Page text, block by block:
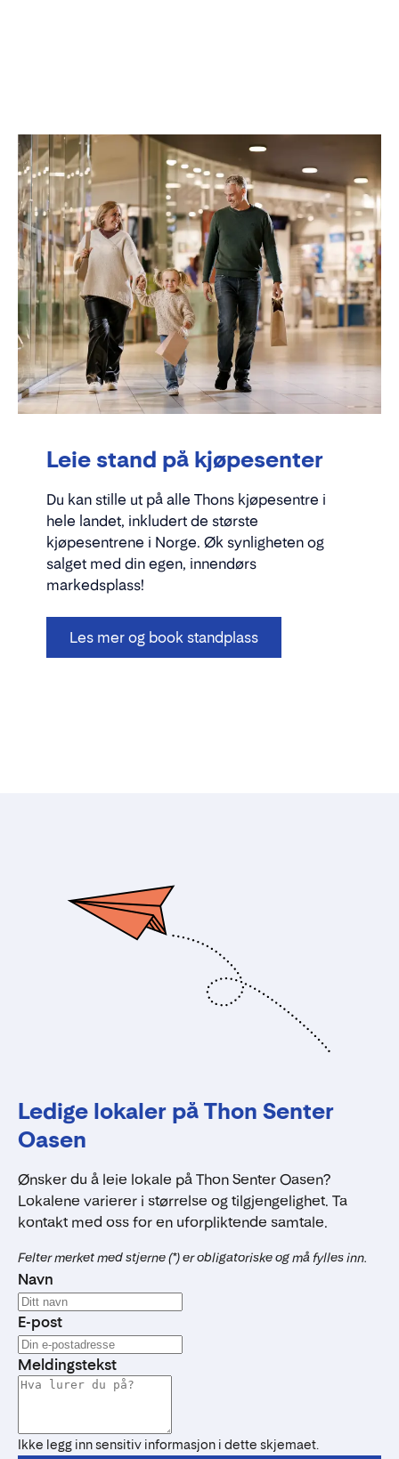
Leie stand på kjøpesenter
Du kan stille ut på alle Thons kjøpesentre i
hele landet, inkludert de største
kjøpesentrene i Norge. Øk synligheten og
salget med din egen, innendørs
markedsplass!
Les mer og book standplass
Ledige lokaler på Thon Senter
Oasen
Ønsker du å leie lokale på Thon Senter Oasen?
Lokalene varierer i størrelse og tilgjengelighet. Ta
kontakt med oss for en uforpliktende samtale.
Felter merket med stjerne (*) er obligatoriske og må fylles inn.
Navn
E-post
Meldingstekst
Ikke legg inn sensitiv informasjon i dette skjemaet.